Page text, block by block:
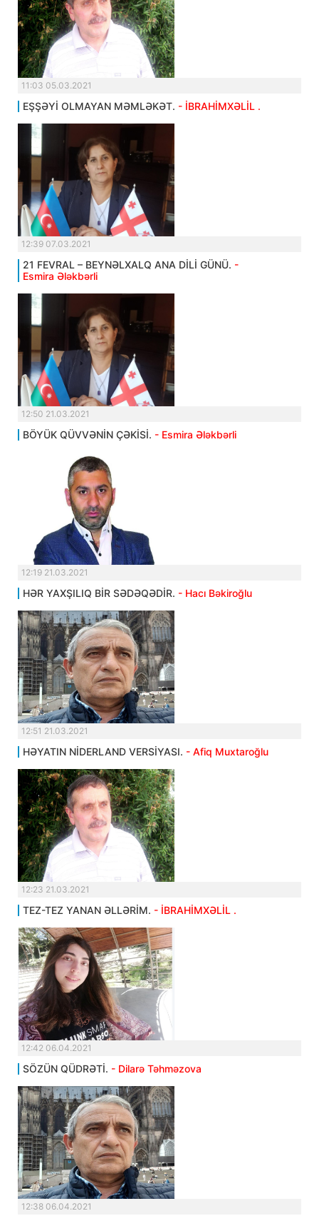
11:03 05.03.2021
EŞŞƏYİ OLMAYAN MƏMLƏKƏT. - İBRAHİMXƏLİL .
12:39 07.03.2021
21 FEVRAL – BEYNƏLXALQ ANA DİLİ GÜNÜ. -
Esmira Ələkbərli
12:50 21.03.2021
BÖYÜK QÜVVƏNİN ÇƏKİSİ. - Esmira Ələkbərli
12:19 21.03.2021
HƏR YAXŞILIQ BİR SƏDƏQƏDİR. - Hacı Bəkiroğlu
12:51 21.03.2021
HƏYATIN NİDERLAND VERSİYASI. - Afiq Muxtaroğlu
12:23 21.03.2021
TEZ-TEZ YANAN ƏLLƏRİM. - İBRAHİMXƏLİL .
12:42 06.04.2021
SÖZÜN QÜDRƏTİ. - Dilarə Təhməzova
12:38 06.04.2021